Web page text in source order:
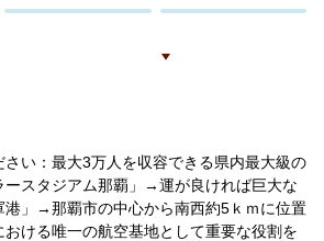
い：最大3万人を収容できる県内最大級の
ースタジアム那覇」→運が良ければ巨大な
港」→那覇市の中心から南西約5ｋｍに位置
おける唯一の航空基地として重要な役割を